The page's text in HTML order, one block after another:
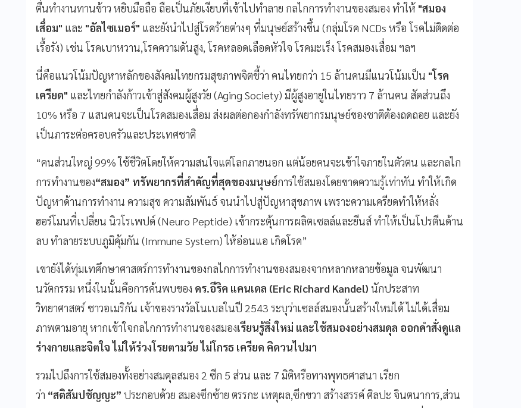
ตื่นทำงานทานข้าว หยิบมือถือ ถือเป็นภัยเงียบที่เข้าไปทำลาย กลไกการทำงานของสมอง ทำให้ "สมอง
เสื่อม" และ "อัลไซเมอร์" และยังนำไปสู่โรคร้ายต่างๆ ที่มนุษย์สร้างขึ้น (กลุ่มโรค NCDs หรือ โรคไม่ติดต่อ
เรื้อรัง) เช่น โรคเบาหวาน,โรคความดันสูง, โรคหลอดเลือดหัวใจ โรคมะเร็ง โรคสมองเสื่อม ฯลฯ
นี่คือแนวโน้มปัญหาหลักของสังคมไทยกรมสุขภาพจิตชี้ว่า คนไทยกว่า 15 ล้านคนมีแนวโน้มเป็น "โรค
เครียด" และไทยกำลังก้าวเข้าสู่สังคมผู้สูงวัย (Aging Society) มีผู้สูงอายูในไทยราว 7 ล้านคน สัดส่วนถึง
10% หรือ 7 แสนคนจะเป็นโรคสมองเสื่อม ส่งผลต่อกองกำลังทรัพยากรมนุษย์ของชาติต้องถดถอย และยัง
เป็นภาระต่อครอบครัวและประเทศชาติ
“คนส่วนใหญ่ 99% ใช้ชีวิตโดยให้ความสนใจแต่โลกภายนอก แต่น้อยคนจะเข้าใจภายในตัวตน และกลไก
การทำงานของ“สมอง” ทรัพยากรที่สำคัญที่สุดของมนุษย์การใช้สมองโดยขาดความรู้เท่าทัน ทำให้เกิด
ปัญหาด้านการทำงาน ความสุข ความสัมพันธ์ จนนำไปสู่ปัญหาสุขภาพ เพราะความเครียดทำให้หลั่ง
ฮอร์โมนที่เปลี่ยน นิวโรเพปด์ (Neuro Peptide) เข้ากระตุ้นการผลิตเซลล์และยีนส์ ทำให้เป็นโปรตีนด้าน
ลบ ทำลายระบบภูมิคุ้มกัน (Immune System) ให้อ่อนแอ เกิดโรค”
เขายังได้ทุ่มเทศึกษาศาสตร์การทำงานของกลไกการทำงานของสมองจากหลากหลายข้อมูล จนพัฒนา
นวัตกรรม หนึ่งในนั้นคือการค้นพบของ ดร.อีริค แคนเดล (Eric Richard Kandel) นักประสาท
วิทยาศาสตร์ ชาวอเมริกัน เจ้าของรางวัลโนเบลในปี 2543 ระบุว่าเซลล์สมองนั้นสร้างใหม่ได้ ไม่ได้เสื่อม
ภาพตามอายุ หากเข้าใจกลไกการทำงานของสมองเรียนรู้สิ่งใหม่ และใช้สมองอย่างสมดุล ออกคำสั่งดูแล
ร่างกายและจิตใจ ไม่ให้ร่วงโรยตามวัย ไม่โกรธ เครียด คิดวนไปมา
รวมไปถึงการใช้สมองทั้งอย่างสมดุลสมอง 2 ซีก 5 ส่วน และ 7 มิติหรือทางพุทธศาสนา เรียก
ว่า “สติสัมปชัญญะ” ประกอบด้วย สมองซีกซ้าย ตรรกะ เหตุผล,ซีกขวา สร้างสรรค์ ศิลปะ จินตนาการ,ส่วน